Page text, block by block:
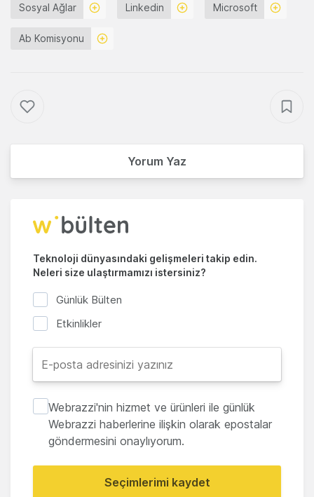
Sosyal Ağlar Linkedin Microsoft
Ab Komisyonu
Yorum Yaz
Teknoloji dünyasındaki gelişmeleri takip edin.
Neleri size ulaştırmamızı istersiniz?
Günlük Bülten
Etkinlikler
Webrazzi'nin hizmet ve ürünleri ile günlük
Webrazzi haberlerine ilişkin olarak epostalar
göndermesini onaylıyorum.
Seçimlerimi kaydet